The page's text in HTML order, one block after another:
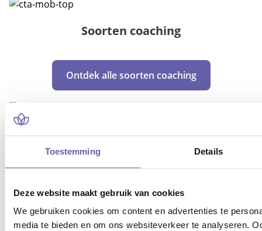
Toestemming Details
Deze website maakt gebruik van cookies
We gebruiken cookies om content en advertenties te
media te bieden en om ons websiteverkeer te analyseren.
Soorten coaching
Ontdek alle soorten coaching
MEEST GEZOCHTE SOORTEN
COACHING